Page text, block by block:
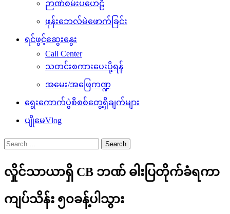
ဉာဏ်စမ်းပဟေဠိ
ဖုန်းဘေလ်မဲဖောက်ခြင်း
ရင်ဖွင့်ဆွေးနွေး
Call Center
သတင်းစကားပေးပို့ရန်
အမေး/အဖြေကဏ္ဍ
ရွေးကောက်ပွဲစိစစ်တွေ့ရှိချက်များ
ပျိုမေVlog
Search
for:
လှိုင်သာယာရှိ CB ဘဏ် ဓါးပြတိုက်ခံရကာ
ကျပ်သိန်း ၅၀ခန့်ပါသွား